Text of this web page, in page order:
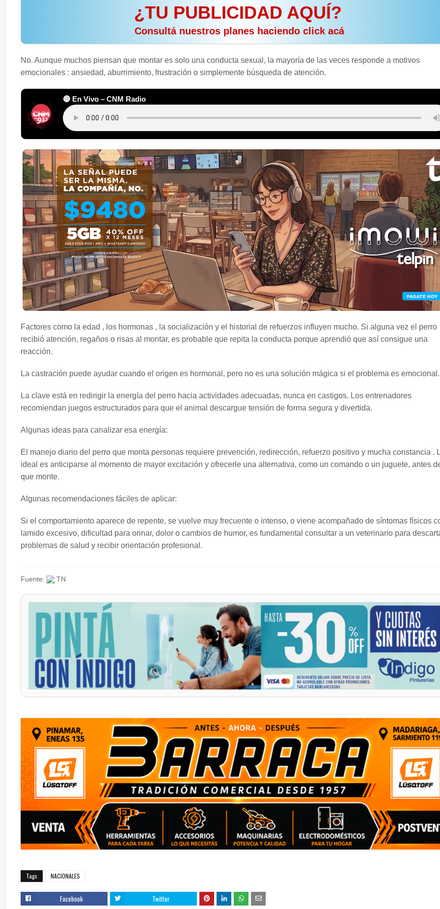
¿TU PUBLICIDAD AQUÍ?
️ Consultá nuestros planes haciendo click acá
No. Aunque muchos piensan que montar es solo una conducta sexual, la mayoría de las veces responde a motivos
emocionales : ansiedad, aburrimiento, frustración o simplemente búsqueda de atención.
🔴 En Vivo – CNM Radio
Factores como la edad , los hormonas , la socialización y el historial de refuerzos influyen mucho. Si alguna vez el perro
recibió atención, regaños o risas al montar, es probable que repita la conducta porque aprendió que así consigue una
reacción.
La castración puede ayudar cuando el origen es hormonal, pero no es una solución mágica si el problema es emocional.
La clave está en redirigir la energía del perro hacia actividades adecuadas, nunca en castigos. Los entrenadores
recomiendan juegos estructurados para que el animal descargue tensión de forma segura y divertida.
Algunas ideas para canalizar esa energía:
El manejo diario del perro que monta personas requiere prevención, redirección, refuerzo positivo y mucha constancia .
ideal es anticiparse al momento de mayor excitación y ofrecerle una alternativa, como un comando o un juguete, antes
que monte.
Algunas recomendaciones fáciles de aplicar:
Si el comportamiento aparece de repente, se vuelve muy frecuente o intenso, o viene acompañado de síntomas físicos
lamido excesivo, dificultad para orinar, dolor o cambios de humor, es fundamental consultar a un veterinario para
problemas de salud y recibir orientación profesional.
Fuente: TN
Tags NACIONALES
Facebook Twitter